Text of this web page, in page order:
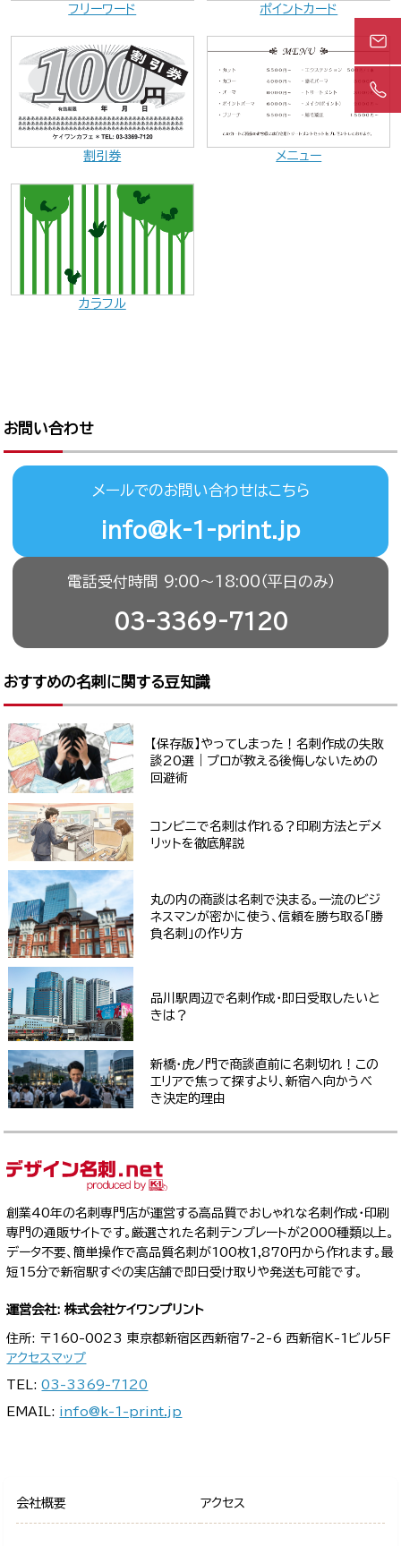
フリーワード ポイントカード
割引券 メニュー
カラフル
お問い合わせ
メールでのお問い合わせはこちら
info@k-1-print.jp
電話受付時間 9:00〜18:00（平日のみ）
03-3369-7120
おすすめの名刺に関する豆知識
【保存版】やってしまった！名刺作成の失敗
談20選｜プロが教える後悔しないための
回避術
コンビニで名刺は作れる？印刷方法とデメ
リットを徹底解説
丸の内の商談は名刺で決まる。一流のビジ
ネスマンが密かに使う、信頼を勝ち取る「勝
負名刺」の作り方
品川駅周辺で名刺作成・即日受取したいと
きは？
新橋・虎ノ門で商談直前に名刺切れ！この
エリアで焦って探すより、新宿へ向かうべ
き決定的理由
創業40年の名刺専門店が運営する高品質でおしゃれな名刺作成・印刷
専門の通販サイトです。厳選された名刺テンプレートが2000種類以上。
データ不要、簡単操作で高品質名刺が100枚1,870円から作れます。最
短15分で新宿駅すぐの実店舗で即日受け取りや発送も可能です。
運営会社: 株式会社ケイワンプリント
住所: 〒160-0023 東京都新宿区西新宿7-2-6 西新宿K-1ビル5F
アクセスマップ
TEL:03-3369-7120
EMAIL: info@k-1-print.jp
会社概要 アクセス